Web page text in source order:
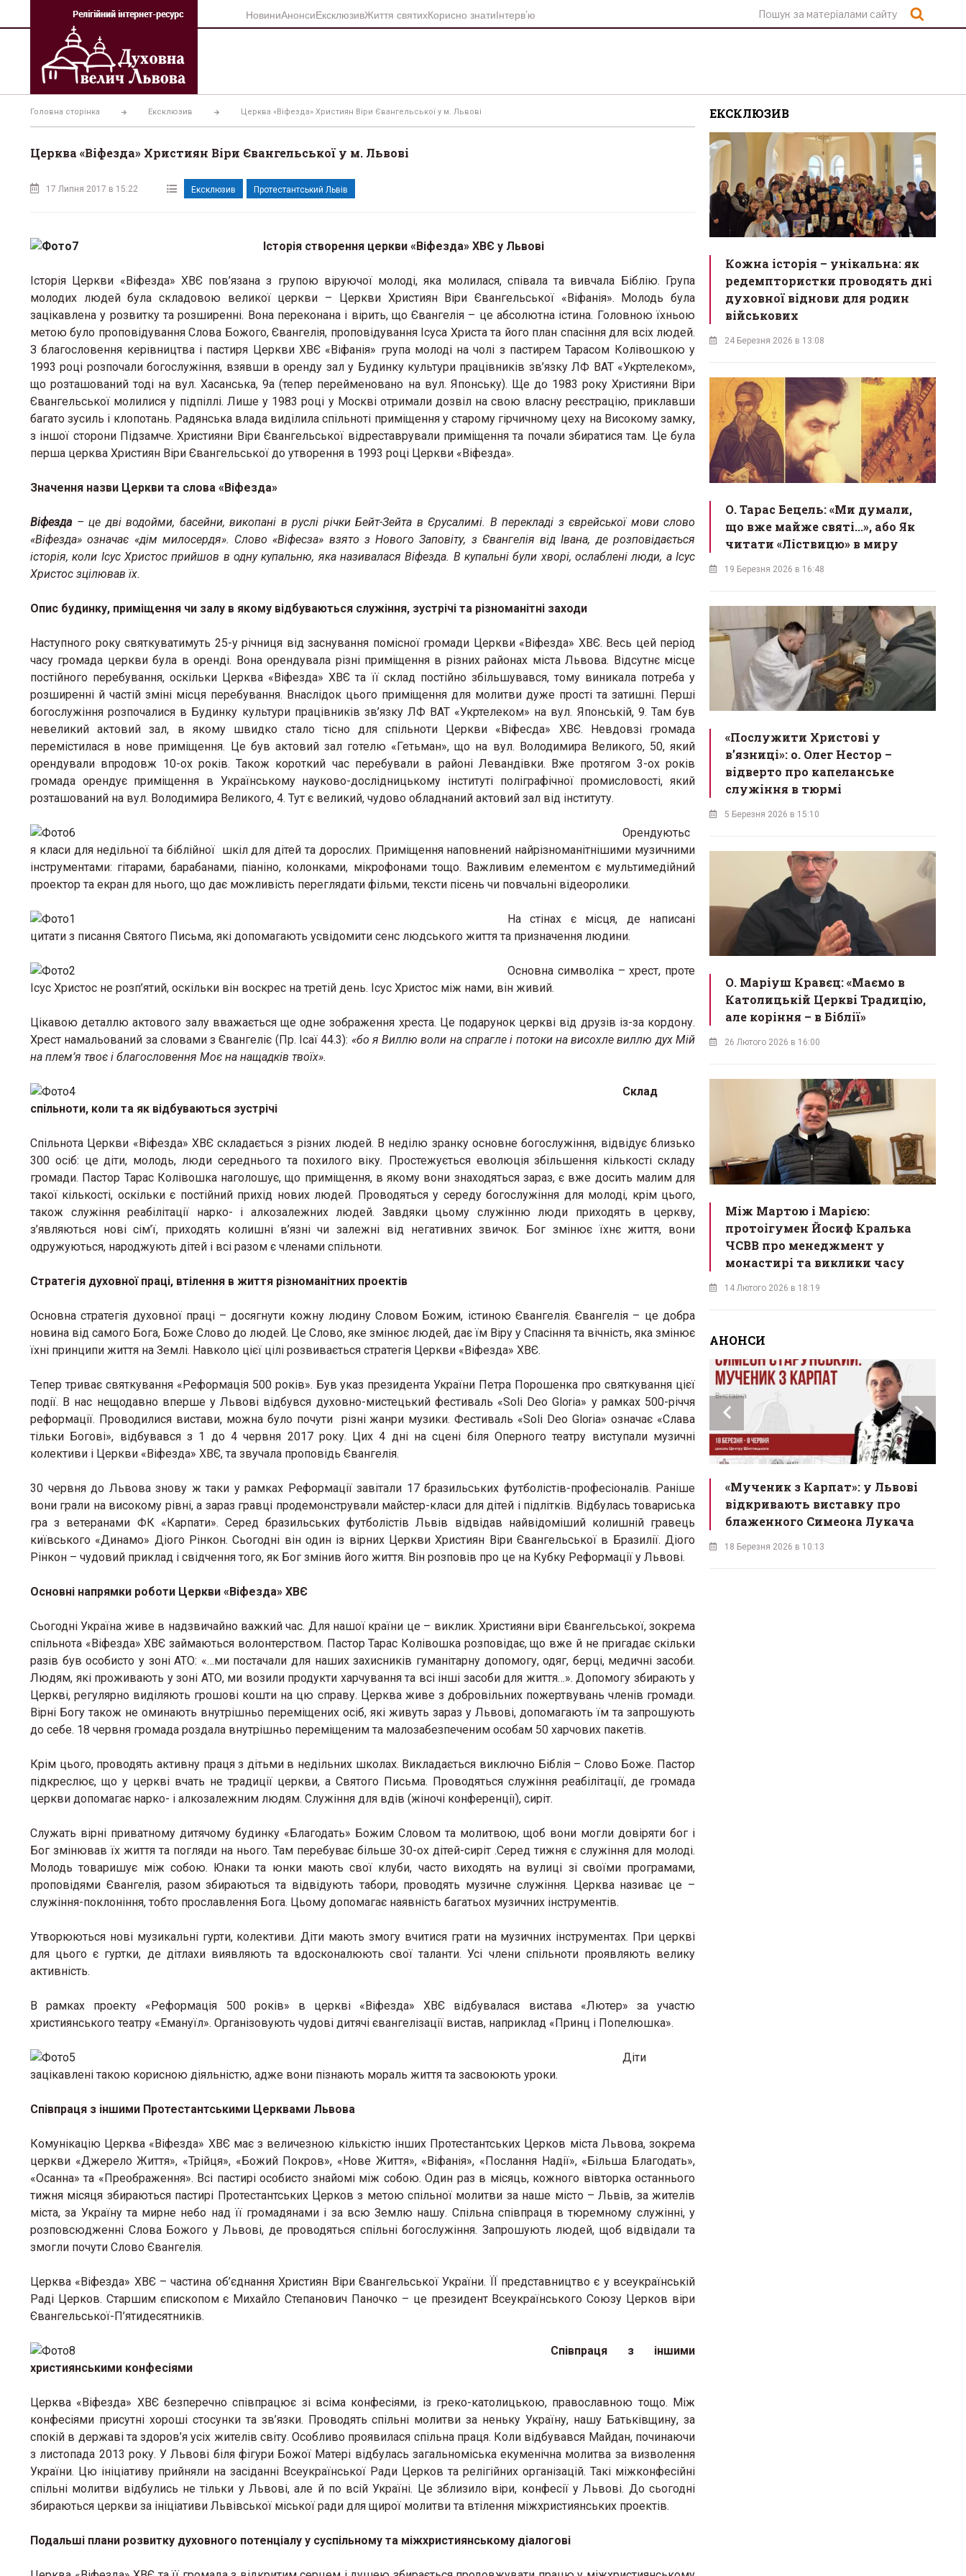
вмісту
НовиниАнонсиЕксклюзивЖиття святихКорисно знатиІнтерв’ю
Головна сторінка Ексклюзив Церква «Віфезда» Християн Віри Євангельської у м. Львові
Церква «Віфезда» Християн Віри Євангельської у м. Львові
17 Липня 2017 в 15:22 Ексклюзив Протестантський Львів
Історія створення церкви «Віфезда» ХВЄ у Львові
Історія Церкви «Віфезда» ХВЄ пов’язана з групою віруючої молоді, яка молилася, співала та вивчала Біблію. Група
молодих людей була складовою великої церкви – Церкви Християн Віри Євангельської «Віфанія». Молодь була
зацікавлена у розвитку та розширенні. Вона переконана і вірить, що Євангелія – це абсолютна істина. Головною їхньою
метою було проповідування Слова Божого, Євангелія, проповідування Ісуса Христа та його план спасіння для всіх людей.
З благословення керівництва і пастиря Церкви ХВЄ «Віфанія» група молоді на чолі з пастирем Тарасом Колівошкою у
1993 році розпочали богослужіння, взявши в оренду зал у Будинку культури працівників зв’язку ЛФ ВАТ «Укртелеком»,
що розташований тоді на вул. Хасанська, 9а (тепер перейменовано на вул. Японську). Ще до 1983 року Християни Віри
Євангельської молилися у підпіллі. Лише у 1983 році у Москві отримали дозвіл на свою власну реєстрацію, приклавши
багато зусиль і клопотань. Радянська влада виділила спільноті приміщення у старому гірчичному цеху на Високому замку,
з іншої сторони Підзамче. Християни Віри Євангельської відреставрували приміщення та почали збиратися там. Це була
перша церква Християн Віри Євангельської до утворення в 1993 році Церкви «Віфезда».
Значення назви Церкви та слова «Віфезда»
Віфезда– це дві водойми, басейни, викопані в руслі річки Бейт-Зейта в Єрусалимі. В перекладі з єврейської мови слово
«Віфезда» означає «дім милосердя». Слово «Віфесза» взято з Нового Заповіту, з Євангелія від Івана, де розповідається
історія, коли Ісус Христос прийшов в одну купальню, яка називалася Віфезда. В купальні були хворі, ослаблені люди, а Ісус
Христос зцілював їх.
Опис будинку, приміщення чи залу в якому відбуваються служіння, зустрічі та різноманітні заходи
Наступного року святкуватимуть 25-у річниця від заснування помісної громади Церкви «Віфезда» ХВЄ. Весь цей період
часу громада церкви була в оренді. Вона орендувала різні приміщення в різних районах міста Львова. Відсутнє місце
постійного перебування, оскільки Церква «Віфезда» ХВЄ та її склад постійно збільшувався, тому виникала потреба у
розширенні й частій зміні місця перебування. Внаслідок цього приміщення для молитви дуже прості та затишні. Перші
богослужіння розпочалися в Будинку культури працівників зв’язку ЛФ ВАТ «Укртелеком» на вул. Японській, 9. Там був
невеликий актовий зал, в якому швидко стало тісно для спільноти Церкви «Віфесда» ХВЄ. Невдовзі громада
перемістилася в нове приміщення. Це був актовий зал готелю «Гетьман», що на вул. Володимира Великого, 50, який
орендували впродовж 10-ох років. Також короткий час перебували в районі Левандівки. Вже протягом 3-ох років
громада орендує приміщення в Українському науково-дослідницькому інституті поліграфічної промисловості, який
розташований на вул. Володимира Великого, 4. Тут є великий, чудово обладнаний актовий зал від інституту.
Орендуютьс
я класи для недільної та біблійної шкіл для дітей та дорослих. Приміщення наповнений найрізноманітнішими музичними
інструментами: гітарами, барабанами, піаніно, колонками, мікрофонами тощо. Важливим елементом є мультимедійний
проектор та екран для нього, що дає можливість переглядати фільми, тексти пісень чи повчальні відеоролики.
На стінах є місця, де написані
цитати з писання Святого Письма, які допомагають усвідомити сенс людського життя та призначення людини.
Основна символіка – хрест, проте
Ісус Христос не розп’ятий, оскільки він воскрес на третій день. Ісус Христос між нами, він живий.
Цікавою деталлю актового залу вважається ще одне зображення хреста. Це подарунок церкві від друзів із-за кордону.
Хрест намальований за словами з Євангеліє (Пр. Ісаї 44.3): «бо я Виллю воли на спрагле і потоки на висохле виллю дух Мій
на плем’я твоє і благословення Моє на нащадків твоїх».
Склад
спільноти, коли та як відбуваються зустрічі
Спільнота Церкви «Віфезда» ХВЄ складається з різних людей. В неділю зранку основне богослужіння, відвідує близько
300 осіб: це діти, молодь, люди середнього та похилого віку. Простежується еволюція збільшення кількості складу
громади. Пастор Тарас Колівошка наголошує, що приміщення, в якому вони знаходяться зараз, є вже досить малим для
такої кількості, оскільки є постійний прихід нових людей. Проводяться у середу богослужіння для молоді, крім цього,
також служіння реабілітації нарко- і алкозалежних людей. Завдяки цьому служінню люди приходять в церкву,
з’являються нові сім’ї, приходять колишні в’язні чи залежні від негативних звичок. Бог змінює їхнє життя, вони
одружуються, народжують дітей і всі разом є членами спільноти.
Стратегія духовної праці, втілення в життя різноманітних проектів
Основна стратегія духовної праці – досягнути кожну людину Словом Божим, істиною Євангелія. Євангелія – це добра
новина від самого Бога, Боже Слово до людей. Це Слово, яке змінює людей, дає їм Віру у Спасіння та вічність, яка змінює
їхні принципи життя на Землі. Навколо цієї цілі розвивається стратегія Церкви «Віфезда» ХВЄ.
Тепер триває святкування «Реформація 500 років». Був указ президента України Петра Порошенка про святкування цієї
події. В нас нещодавно вперше у Львові відбувся духовно-мистецький фестиваль «Soli Deo Gloria» у рамках 500-річчя
реформації. Проводилися вистави, можна було почути різні жанри музики. Фестиваль «Soli Deo Gloria» означає «Слава
тільки Богові», відбувався з 1 до 4 червня 2017 року. Цих 4 дні на сцені біля Оперного театру виступали музичні
колективи і Церкви «Віфезда» ХВЄ, та звучала проповідь Євангелія.
30 червня до Львова знову ж таки у рамках Реформації завітали 17 бразильських футболістів-професіоналів. Раніше
вони грали на високому рівні, а зараз гравці продемонстрували майстер-класи для дітей і підлітків. Відбулась товариська
гра з ветеранами ФК «Карпати». Серед бразильських футболістів Львів відвідав найвідоміший колишній гравець
київського «Динамо» Діого Рінкон. Сьогодні він один із вірних Церкви Християн Віри Євангельської в Бразилії. Діого
Рінкон – чудовий приклад і свідчення того, як Бог змінив його життя. Він розповів про це на Кубку Реформації у Львові.
Основні напрямки роботи Церкви «Віфезда» ХВЄ
Сьогодні Україна живе в надзвичайно важкий час. Для нашої країни це – виклик. Християни віри Євангельської, зокрема
спільнота «Віфезда» ХВЄ займаються волонтерством. Пастор Тарас Колівошка розповідає, що вже й не пригадає скільки
разів був особисто у зоні АТО: «…ми постачали для наших захисників гуманітарну допомогу, одяг, берці, медичні засоби.
Людям, які проживають у зоні АТО, ми возили продукти харчування та всі інші засоби для життя…». Допомогу збирають у
Церкві, регулярно виділяють грошові кошти на цю справу. Церква живе з добровільних пожертвувань членів громади.
Вірні Богу також не оминають внутрішньо переміщених осіб, які живуть зараз у Львові, допомагають їм та запрошують
до себе. 18 червня громада роздала внутрішньо переміщеним та малозабезпеченим особам 50 харчових пакетів.
Крім цього, проводять активну праця з дітьми в недільних школах. Викладається виключно Біблія – Слово Боже. Пастор
підкреслює, що у церкві вчать не традиції церкви, а Святого Письма. Проводяться служіння реабілітації, де громада
церкви допомагає нарко- і алкозалежним людям. Служіння для вдів (жіночі конференції), сиріт.
Служать вірні приватному дитячому будинку «Благодать» Божим Словом та молитвою, щоб вони могли довіряти бог і
Бог змінював їх життя та погляди на нього. Там перебуває більше 30-ох дітей-сиріт .Серед тижня є служіння для молоді.
Молодь товаришує між собою. Юнаки та юнки мають свої клуби, часто виходять на вулиці зі своїми програмами,
проповідями Євангелія, разом збираються та відвідують табори, проводять музичне служіння. Церква називає це –
служіння-поклоніння, тобто прославлення Бога. Цьому допомагає наявність багатьох музичних інструментів.
Утворюються нові музикальні гурти, колективи. Діти мають змогу вчитися грати на музичних інструментах. При церкві
для цього є гуртки, де дітлахи виявляють та вдосконалюють свої таланти. Усі члени спільноти проявляють велику
активність.
В рамках проекту «Реформація 500 років» в церкві «Віфезда» ХВЄ відбувалася вистава «Лютер» за участю
християнського театру «Емануїл». Організовують чудові дитячі євангелізації вистав, наприклад «Принц і Попелюшка».
Діти
зацікавлені такою корисною діяльністю, адже вони пізнають мораль життя та засвоюють уроки.
Співпраця з іншими Протестантськими Церквами Львова
Комунікацію Церква «Віфезда» ХВЄ має з величезною кількістю інших Протестантських Церков міста Львова, зокрема
церкви «Джерело Життя», «Трійця», «Божий Покров», «Нове Життя», «Віфанія», «Послання Надії», «Більша Благодать»,
«Осанна» та «Преображення». Всі пастирі особисто знайомі між собою. Один раз в місяць, кожного вівторка останнього
тижня місяця збираються пастирі Протестантських Церков з метою спільної молитви за наше місто – Львів, за жителів
міста, за Україну та мирне небо над її громадянами і за всю Землю нашу. Спільна співпраця в тюремному служінні, у
розповсюдженні Слова Божого у Львові, де проводяться спільні богослужіння. Запрошують людей, щоб відвідали та
змогли почути Слово Євангелія.
Церква «Віфезда» ХВЄ – частина об’єднання Християн Віри Євангельської України. ЇЇ представництво є у всеукраїнській
Раді Церков. Старшим єпископом є Михайло Степанович Паночко – це президент Всеукраїнського Союзу Церков віри
Євангельської-П’ятидесятників.
Співпраця з іншими
християнськими конфесіями
Церква «Віфезда» ХВЄ безперечно співпрацює зі всіма конфесіями, із греко-католицькою, православною тощо. Між
конфесіями присутні хороші стосунки та зв’язки. Проводять спільні молитви за неньку Україну, нашу Батьківщину, за
спокій в державі та здоров’я усіх жителів світу. Особливо проявилася спільна праця. Коли відбувався Майдан, починаючи
з листопада 2013 року. У Львові біля фігури Божої Матері відбулась загальноміська екуменічна молитва за визволення
України. Цю ініціативу прийняли на засіданні Всеукраїнської Ради Церков та релігійних організацій. Такі міжконфесійні
спільні молитви відбулись не тільки у Львові, але й по всій Україні. Це зблизило віри, конфесії у Львові. До сьогодні
збираються церкви за ініціативи Львівської міської ради для щирої молитви та втілення міжхристиянських проектів.
Подальші плани розвитку духовного потенціалу у суспільному та міжхристиянському діалогові
ЕКСКЛЮЗИВ
Кожна історія – унікальна: як
редемптористки проводять дні
духовної віднови для родин
військових
24 Березня 2026 в 13:08
О. Тарас Бецель: «Ми думали,
що вже майже святі...», або Як
читати «Ліствицю» в миру
19 Березня 2026 в 16:48
«Послужити Христові у
вʼязниці»: о. Олег Нестор –
відверто про капеланське
служіння в тюрмі
5 Березня 2026 в 15:10
О. Маріуш Кравєц: «Маємо в
Католицькій Церкві Традицію,
але коріння – в Біблії»
26 Лютого 2026 в 16:00
Між Мартою і Марією:
протоігумен Йосиф Кралька
ЧСВВ про менеджмент у
монастирі та виклики часу
14 Лютого 2026 в 18:19
АНОНСИ
«Місце, де можна відчути
тепло»: у Львові з’явиться
простір стосунків для сімей у
кризі
12 Березня 2026 в 11:45
«Жива історія у світлинах»:
музей історії релігії у Львові
запрошує на виставку
26 Березня 2026 в 11:28
«Мученик з Карпат»: у Львові
відкривають виставку про
блаженного Симеона Лукача
18 Березня 2026 в 10:13